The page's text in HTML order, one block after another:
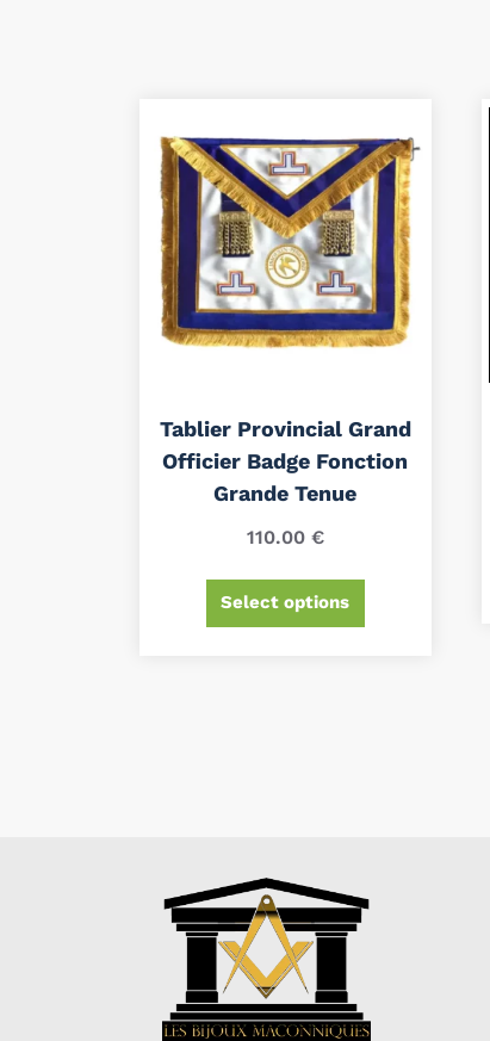
Tablier Provincial Grand
Officier Badge Fonction
Grande Tenue
110.00 €
Select options